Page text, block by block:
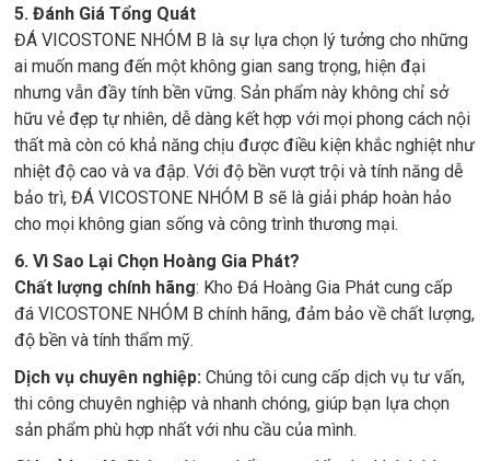
5. Đánh Giá Tổng Quát
ĐÁ VICOSTONE NHÓM B là sự lựa chọn lý tưởng cho những
ai muốn mang đến một không gian sang trọng, hiện đại
nhưng vẫn đầy tính bền vững. Sản phẩm này không chỉ sở
hữu vẻ đẹp tự nhiên, dễ dàng kết hợp với mọi phong cách nội
thất mà còn có khả năng chịu được điều kiện khắc nghiệt như
nhiệt độ cao và va đập. Với độ bền vượt trội và tính năng dễ
bảo trì, ĐÁ VICOSTONE NHÓM B sẽ là giải pháp hoàn hảo
cho mọi không gian sống và công trình thương mại.
6. Vì Sao Lại Chọn Hoàng Gia Phát?
Chất lượng chính hãng: Kho Đá Hoàng Gia Phát cung cấp
đá VICOSTONE NHÓM B chính hãng, đảm bảo về chất lượng,
độ bền và tính thẩm mỹ.
Dịch vụ chuyên nghiệp: Chúng tôi cung cấp dịch vụ tư vấn,
thi công chuyên nghiệp và nhanh chóng, giúp bạn lựa chọn
sản phẩm phù hợp nhất với nhu cầu của mình.